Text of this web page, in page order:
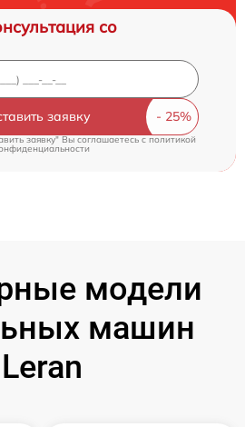
со
заявку
заявку" Вы соглашаетесь cполитикой
модели
машин
Leran